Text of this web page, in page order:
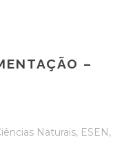
–
Naturais, ESEN,